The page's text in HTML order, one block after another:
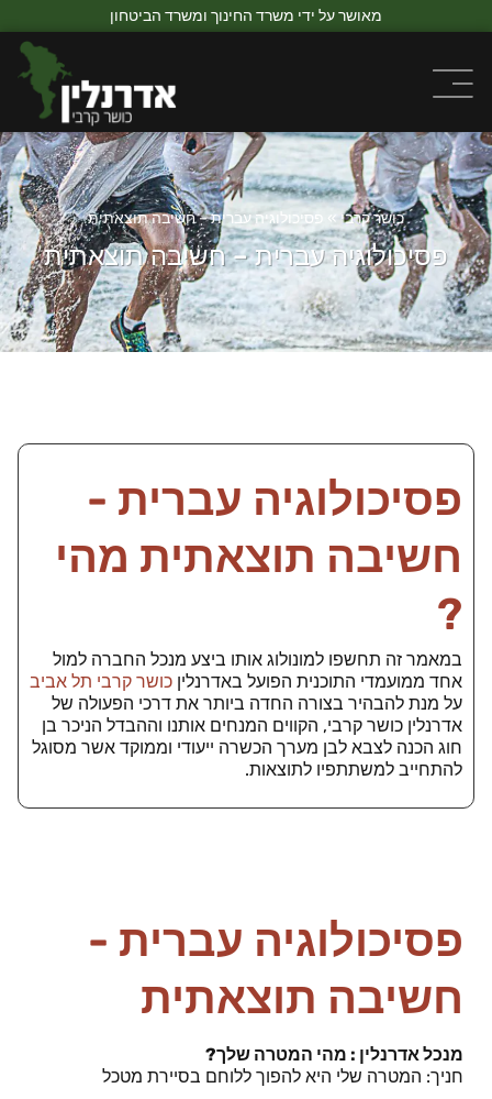
מאושר על ידי משרד החינוך ומשרד הביטחון
כושר קרבי » פסיכולוגיה עברית – חשיבה תוצאתית
פסיכולוגיה עברית – חשיבה תוצאתית
פסיכולוגיה עברית -
חשיבה תוצאתית מהי
?
במאמר זה תחשפו למונולוג אותו ביצע מנכל החברה למול
אחד ממועמדי התוכנית הפועל באדרנלין כושר קרבי תל אביב
על מנת להבהיר בצורה החדה ביותר את דרכי הפעולה של
אדרנלין כושר קרבי, הקווים המנחים אותנו וההבדל הניכר בן
חוג הכנה לצבא לבן מערך הכשרה ייעודי וממוקד אשר מסוגל
להתחייב למשתתפיו לתוצאות.
פסיכולוגיה עברית -
חשיבה תוצאתית
מנכל אדרנלין : מהי המטרה שלך?
חניך: המטרה שלי היא להפוך ללוחם בסיירת מטכל